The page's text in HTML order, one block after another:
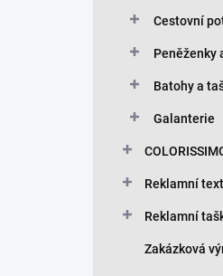
Cestovní
Peněženky
Batohy a
Galanterie
Reklamní
Reklamní
Zakázková